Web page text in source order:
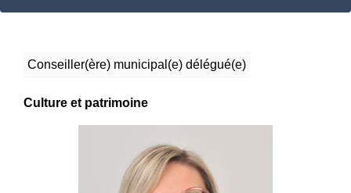
Conseiller(ère) municipal(e) délégué(e)
Culture et patrimoine